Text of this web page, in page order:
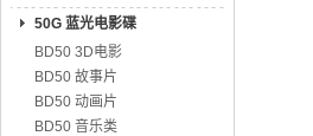
50G 蓝光电影碟
BD50 3D电影
BD50 故事片
BD50 动画片
BD50 音乐类